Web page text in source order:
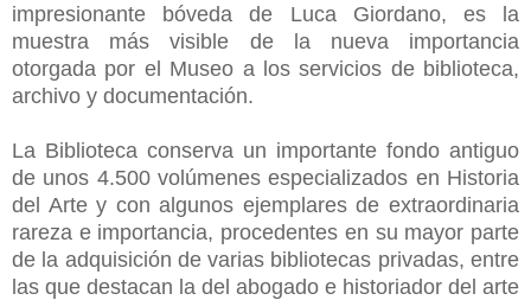
impresionante bóveda de Luca Giordano, es la
muestra más visible de la nueva importancia
otorgada por el Museo a los servicios de biblioteca,
archivo y documentación.
La Biblioteca conserva un importante fondo antiguo
de unos 4.500 volúmenes especializados en Historia
del Arte y con algunos ejemplares de extraordinaria
rareza e importancia, procedentes en su mayor parte
de la adquisición de varias bibliotecas privadas, entre
las que destacan la del abogado e historiador del arte